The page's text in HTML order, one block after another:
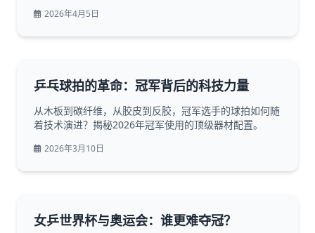
2026年4月5日
乒乓球拍的革命：冠军背后的科技力量
从木板到碳纤维，从胶皮到反胶，冠军选手的球拍如何随
着技术演进？揭秘2026年冠军使用的顶级器材配置。
2026年3月10日
女乒世界杯与奥运会：谁更难夺冠？